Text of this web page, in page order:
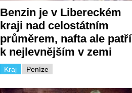
Benzin je v Libereckém
kraji nad celostátním
průměrem, nafta ale patří
k nejlevnějším v zemi
Kraj Peníze